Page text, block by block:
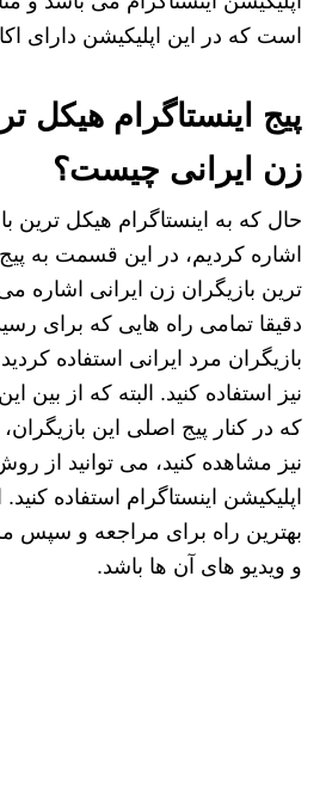
است که در این اپلیکیشن دارای
پیج اینستاگرام هیکل
زن ایرانی چیست؟
حال که به اینستاگرام هیکل ترین
اشاره کردیم، در این قسمت به
ترین بازیگران زن ایرانی اشاره
دقیقا تمامی راه هایی که برای
بازیگران مرد ایرانی استفاده
نیز استفاده کنید. البته که از بین
که در کنار پیج اصلی این
نیز مشاهده کنید، می توانید از
اپلیکیشن اینستاگرام استفاده
بهترین راه برای مراجعه و سپس
و ویدیو های آن ها باشد.